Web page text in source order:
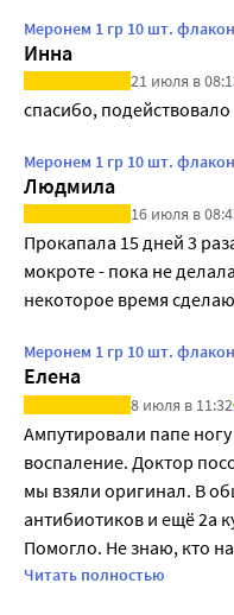
Меронем 1 гр 10 шт. флакон
Инна
21 июля в
спасибо, подействовало
Меронем 1 гр 10 шт. флакон
Людмила
16 июля в
Прокапала 15 дней 3
мокроте - пока не
некоторое время
Меронем 1 гр 10 шт. флакон
Елена
8 июля в 11:32
Ампутировали папе
воспаление. Доктор
мы взяли оригинал. В
антибиотиков и ещё 2а
Помогло. Не знаю, кто
здоровья всем.
Читать полностью